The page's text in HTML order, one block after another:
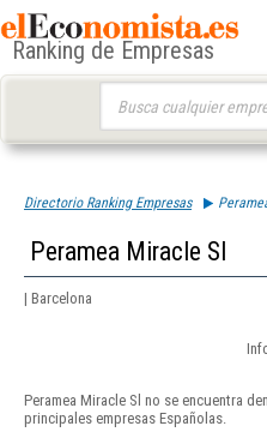
Ranking de Empresas
Directorio Ranking Empresas
Peramea Miracle Sl
| Barcelona
Peramea Miracle Sl no se encuentra
principales empresas Españolas.